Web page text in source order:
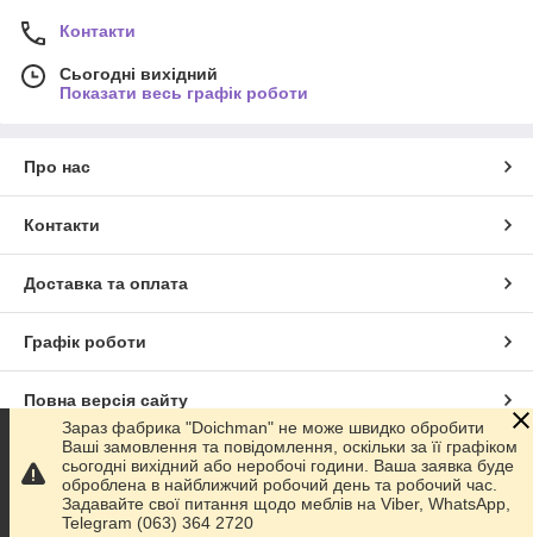
Контакти
Сьогодні вихідний
Показати весь графік роботи
Про нас
Контакти
Доставка та оплата
Графік роботи
Повна версія сайту
Сайт створено на маркетплейсіProm.ua
Політика конфіденційності
Зараз фабрика "Doichman" не може швидко обробити
Ваші замовлення та повідомлення, оскільки за її графіком
сьогодні вихідний або неробочі години. Ваша заявка буде
оброблена в найближчий робочий день та робочий час.
Задавайте свої питання щодо меблів на Viber, WhatsApp,
Telegram (063) 364 2720